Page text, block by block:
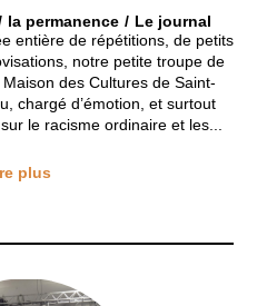
la permanence
Le journal
entière de répétitions, de petits
notre petite troupe de
des Cultures de Saint-
chargé d’émotion, et surtout
le racisme ordinaire et les...
plus